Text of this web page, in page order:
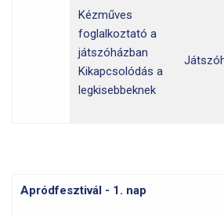
Kézműves
foglalkoztató a
játszóházban
Kikapcsolódás a
legkisebbeknek
Apródfesztivál - 1. nap